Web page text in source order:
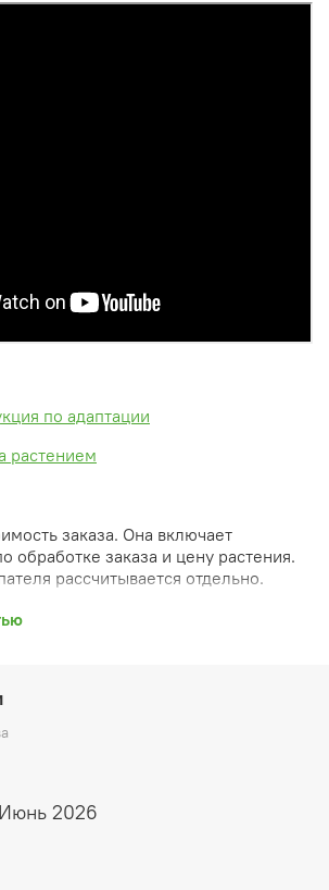
по адаптации
растением
заказа. Она включает
обработке заказа и цену растения.
рассчитывается отдельно.
вы получите его
доставки, сделано
Затем вам будут высланы
со ссылками на оплату услуг и
предварительный заказ теряет силу.
демонстрирует сорт, а не
в карточке товара ниже.
2026